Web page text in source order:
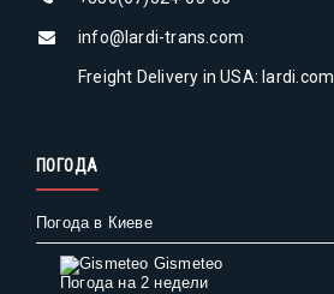
info@lardi-trans.com
Freight Delivery in USA: lardi.com
ПОГОДА
Погода в Киеве
Gismeteo
Погода на 2 недели